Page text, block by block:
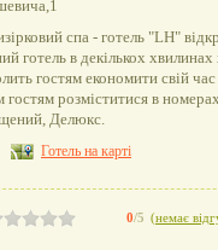
спа - готель "LH"
готель в декількох
гостям економити свій
гостям розміститися в
Делюкс.
Готель на карті
0/5 (немає